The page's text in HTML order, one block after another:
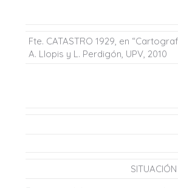
Fte. CATASTRO 1929, en
A. Llopis y L. Perdigón, UPV, 2010